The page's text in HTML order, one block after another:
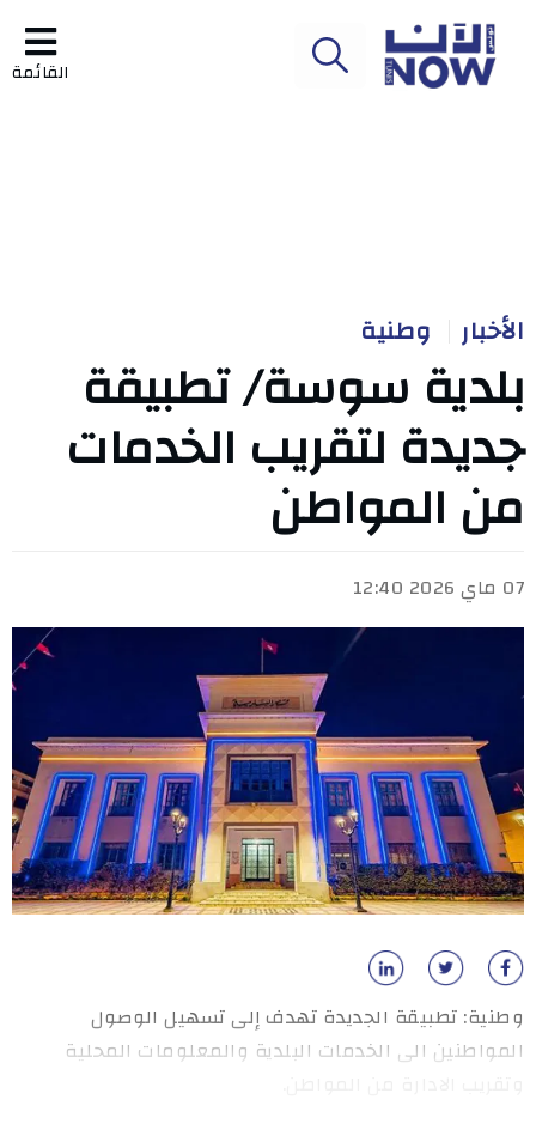
القائمة
الأخبار وطنية
بلدية سوسة/ تطبيقة
جديدة لتقريب الخدمات
من المواطن
07 ماي 2026 12:40
وطنية: تطبيقة الجديدة تهدف إلى تسهيل الوصول
المواطنين الى الخدمات البلدية والمعلومات المحلية